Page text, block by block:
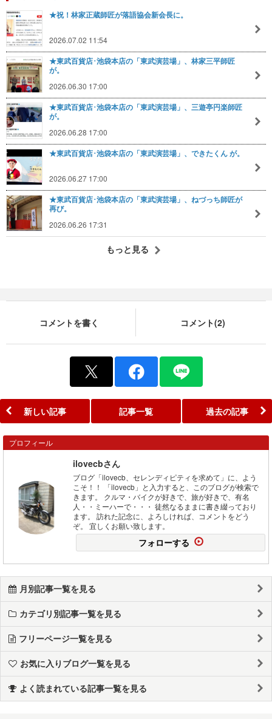
★祝！林家正蔵師匠が落語協会新会長に。
2026.07.02 11:54
★東武百貨店･池袋本店の「東武演芸場」、林家三平師匠
が。
2026.06.30 17:00
★東武百貨店･池袋本店の「東武演芸場」、三遊亭円楽師匠
が。
2026.06.28 17:00
★東武百貨店･池袋本店の「東武演芸場」、できたくん が。
2026.06.27 17:00
★東武百貨店･池袋本店の「東武演芸場」、ねづっち師匠が
再び。
2026.06.26 17:31
もっと見る
コメントを書く コメント(2)
新しい記事 記事一覧 過去の記事
プロフィール
ilovecbさん
ブログ「ilovecb、セレンディピティを求めて」に、よう
こそ！！ 「ilovecb」と入力すると、このブログが検索で
きます。 クルマ・バイクが好きで、旅が好きで、有名
人・・ミーハーで・・・ 徒然なるままに書き綴っており
ます。 訪れた記念に、よろしければ、コメントをどう
ぞ。 宜しくお願い致します。
フォローする
月別記事一覧を見る
カテゴリ別記事一覧を見る
フリーページ一覧を見る
お気に入りブログ一覧を見る
よく読まれている記事一覧を見る